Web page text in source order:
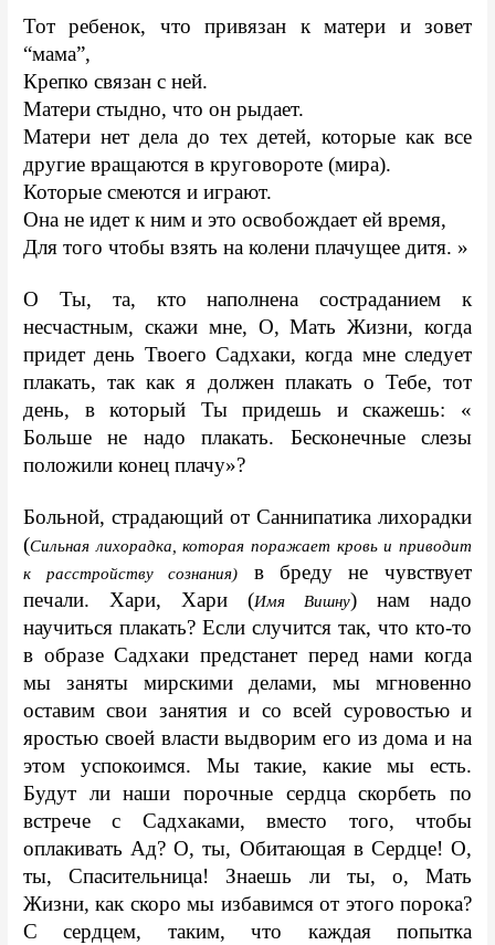
Тот ребенок, что привязан к матери и зовет
“мама”,
Крепко связан с ней.
Матери стыдно, что он рыдает.
Матери нет дела до тех детей, которые как все
другие вращаются в круговороте (мира).
Которые смеются и играют.
Она не идет к ним и это освобождает ей время,
Для того чтобы взять на колени плачущее дитя. »
О Ты, та, кто наполнена состраданием к
несчастным, скажи мне, О, Мать Жизни, когда
придет день Твоего Садхаки, когда мне следует
плакать, так как я должен плакать о Тебе, тот
день, в который Ты придешь и скажешь: «
Больше не надо плакать. Бесконечные слезы
положили конец плачу»?
Больной, страдающий от Саннипатика лихорадки
(Сильная лихорадка, которая поражает кровь и приводит
к расстройству сознания)
в бреду не чувствует
печали. Хари, Хари (Имя Вишну) нам надо
научиться плакать? Если случится так, что кто-то
в образе Садхаки предстанет перед нами когда
мы заняты мирскими делами, мы мгновенно
оставим свои занятия и со всей суровостью и
яростью своей власти выдворим его из дома и на
этом успокоимся. Мы такие, какие мы есть.
Будут ли наши порочные сердца скорбеть по
встрече с Садхаками, вместо того, чтобы
оплакивать Ад? О, ты, Обитающая в Сердце! О,
ты, Спасительница! Знаешь ли ты, о, Мать
Жизни, как скоро мы избавимся от этого порока?
С сердцем, таким, что каждая попытка